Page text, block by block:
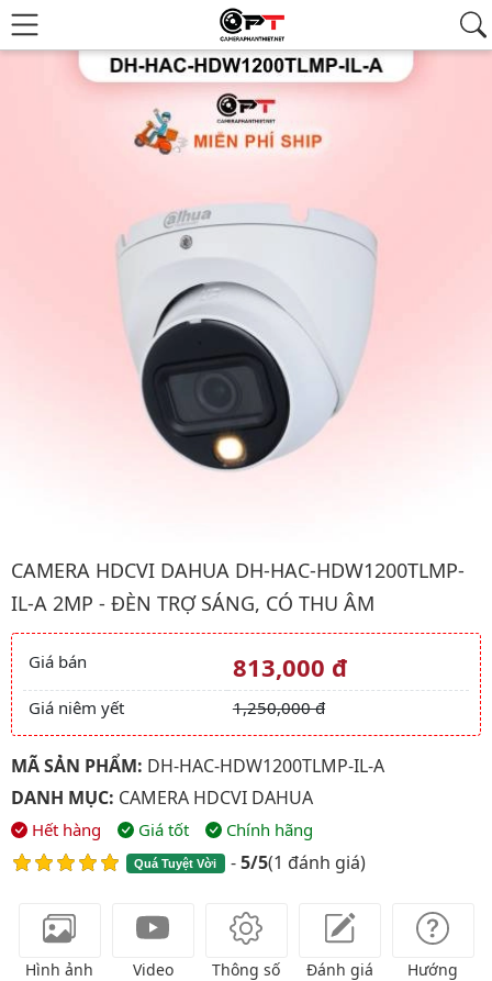
CAMERA HDCVI DAHUA DH-HAC-HDW1200TLMP-
IL-A 2MP - ĐÈN TRỢ SÁNG, CÓ THU ÂM
Giá và khuyến mãi
Giá bán 813,000 đ
Giá niêm yết 1,250,000 đ
MÃ SẢN PHẨM: DH-HAC-HDW1200TLMP-IL-A
DANH MỤC: CAMERA HDCVI DAHUA
Hết hàng Giá tốt Chính hãng
Quá Tuyệt Vời -5/5(1 đánh giá)
Hình ảnh Video
Thông số
Đánh giá
Hướng